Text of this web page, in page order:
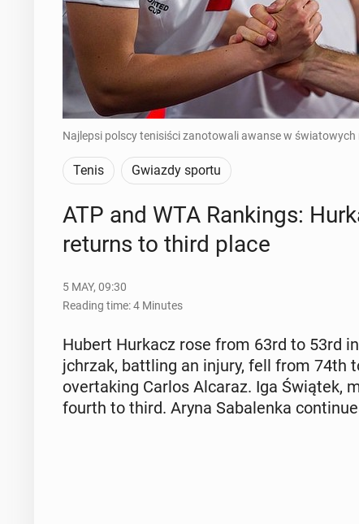
Najlepsi polscy tenisiści zanotowali awanse w
Tenis Gwiazdy sportu
ATP and WTA Rank­ings:
returns to third place
5 MAY, 09:30
Reading time: 4 Minutes
Hubert Hurkacz rose from 63rd to 53rd
jchrzak, bat­tling an injury, fell from 74th
over­tak­ing Carlos Alcaraz. Iga Świątek,
fourth to third. Aryna Sa­balen­ka